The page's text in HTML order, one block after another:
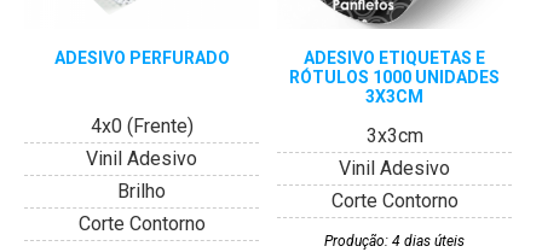
ADESIVO PERFURADO
4x0 (Frente)
Vinil Adesivo
Brilho
Corte Contorno
ADESIVO ETIQUETAS E
RÓTULOS 1000 UNIDADES
3X3CM
3x3cm
Vinil Adesivo
Corte Contorno
Produção: 4 dias úteis